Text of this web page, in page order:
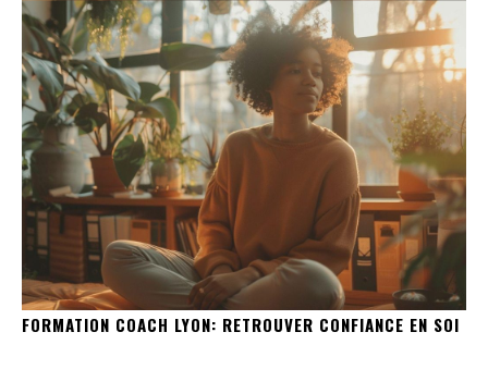
FORMATION COACH LYON: RETROUVER CONFIANCE EN SOI